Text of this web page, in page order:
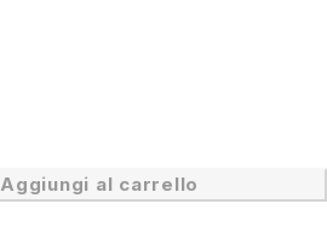
Aggiungi al carrello